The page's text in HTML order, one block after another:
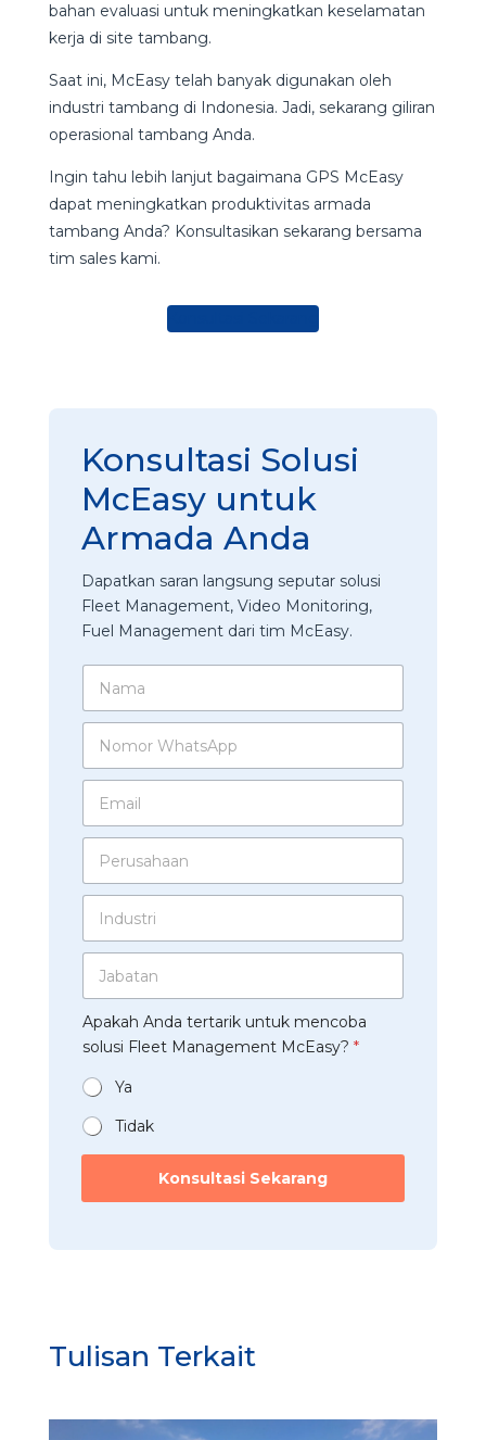
bahan evaluasi untuk meningkatkan keselamatan
kerja di site tambang.
Saat ini, McEasy telah banyak digunakan oleh
industri tambang di Indonesia. Jadi, sekarang giliran
operasional tambang Anda.
Ingin tahu lebih lanjut bagaimana GPS McEasy
dapat meningkatkan produktivitas armada
tambang Anda? Konsultasikan sekarang bersama
tim sales kami.
Konsultasi Solusi
McEasy untuk
Armada Anda
Dapatkan saran langsung seputar solusi
Fleet Management, Video Monitoring,
Fuel Management dari tim McEasy.
m
m
W
t
A
p
*
J
b
a
a
*
r
a
a
n
*
d
r
i
b
a
t
n
Apakah Anda tertarik untuk mencoba
solusi Fleet Management McEasy? *
Ya
Tidak
Konsultasi Sekarang
Tulisan Terkait